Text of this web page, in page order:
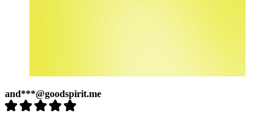
and***@goodspirit.me